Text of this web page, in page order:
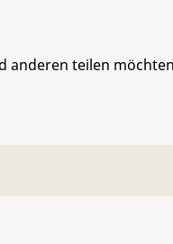
teilen